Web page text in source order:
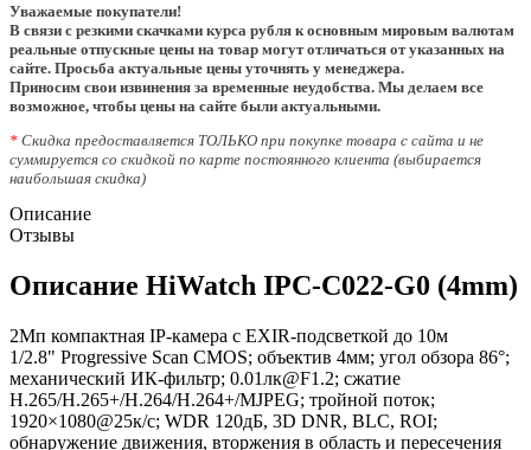
Уважаемые покупатели!
В связи с резкими скачками курса рубля к основным мировым валютам
реальные отпускные цены на товар могут отличаться от указанных на
сайте. Просьба актуальные цены уточнять у менеджера.
Приносим свои извинения за временные неудобства. Мы делаем все
возможное, чтобы цены на сайте были актуальными.
* Скидка предоставляется ТОЛЬКО при покупке товара с сайта и не
суммируется со скидкой по карте постоянного клиента (выбирается
наибольшая скидка)
Описание
Отзывы
Описание HiWatch IPC-C022-G0 (4mm)
2Мп компактная IP-камера с EXIR-подсветкой до 10м
1/2.8" Progressive Scan CMOS; объектив 4мм; угол обзора 86°;
механический ИК-фильтр; 0.01лк@F1.2; сжатие
H.265/H.265+/H.264/H.264+/MJPEG; тройной поток;
1920×1080@25к/с; WDR 120дБ, 3D DNR, BLC, ROI;
обнаружение движения, вторжения в область и пересечения